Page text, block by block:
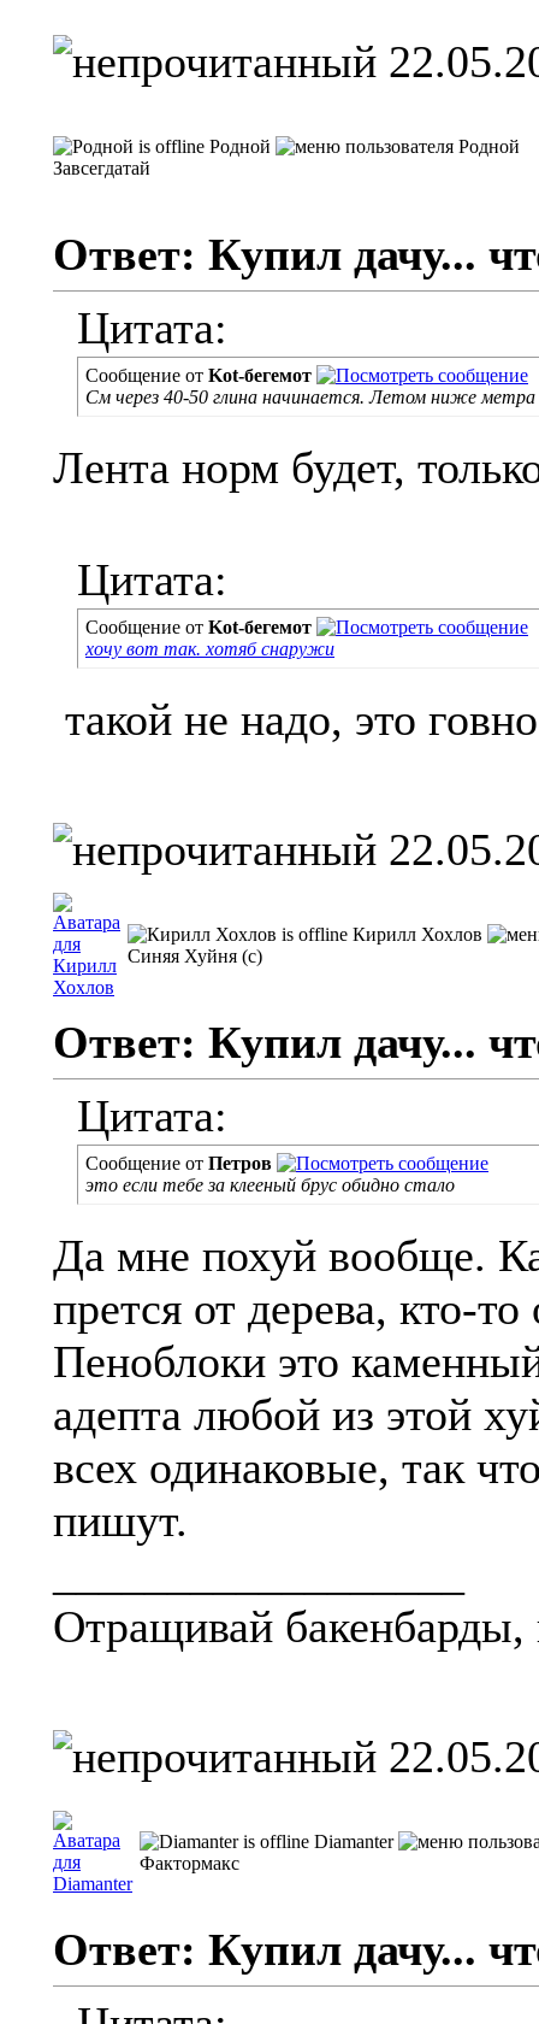
Родной
Завсегдатай
Ответ: Купил дачу...
Цитата:
Сообщение от Kot-бегемот
См через 40-50 глина начинается. Летом ниже метра
Лента норм будет,
Цитата:
Сообщение от Kot-бегемот
хочу вот так. хотяб снаружи
такой не надо, это
Кирилл Хохлов
Синяя Хуйня (с)
Ответ: Купил дачу...
Цитата:
Сообщение от Петров
это если тебе за клееный брус обидно стало
Да мне похуй вообще.
прется от дерева, кто-
Пеноблоки это
адепта любой из этой
всех одинаковые, так
пишут.
Отращивай
Diamanter
Фактормакс
Ответ: Купил дачу...